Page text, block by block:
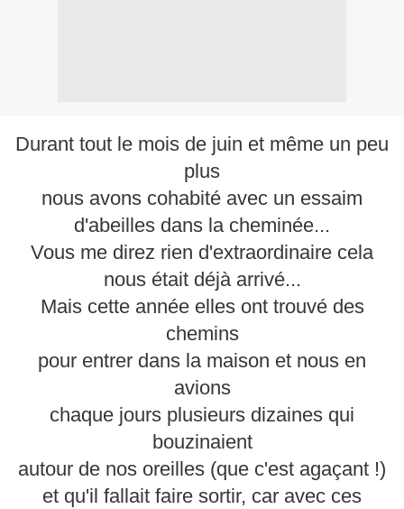
Durant tout le mois de juin et même un peu
plus
nous avons cohabité avec un essaim
d'abeilles dans la cheminée...
Vous me direz rien d'extraordinaire cela
nous était déjà arrivé...
Mais cette année elles ont trouvé des
chemins
pour entrer dans la maison et nous en
avions
chaque jours plusieurs dizaines qui
bouzinaient
autour de nos oreilles (que c'est agaçant !)
et qu'il fallait faire sortir, car avec ces